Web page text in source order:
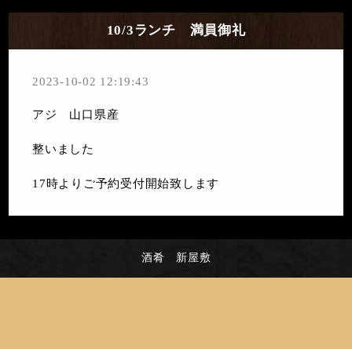
10/3ランチ 満員御礼
2023-10-02 12:19:43
アジ 山口県産
整いました
17時よりご予約受付開始致します
酒肴 新屋敷